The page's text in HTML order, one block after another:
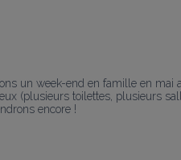
un week-end en famille en
(plusieurs toilettes, plusieurs
encore !